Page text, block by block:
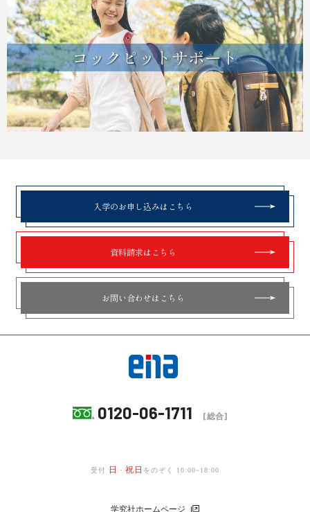
コックピットサポート
入学のお申し込みはこちら
資料請求はこちら
お問い合わせはこちら
0120-06-1711 [総合]
受付 日 ・ 祝日 をのぞく 10:00~18:00
学究社ホームページ